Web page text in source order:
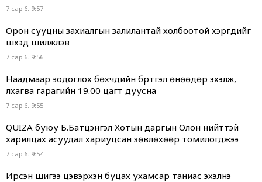
7 сар 6. 9:57
Орон сууцны захиалгын залилантай холбоотой хэргүүдийг
шүүхэд шилжүүлэв
7 сар 6. 9:56
Наадмаар зодоглох бөхчүүдийн бүртгэл өнөөдөр эхэлж,
лхагва гарагийн 19.00 цагт дуусна
7 сар 6. 9:55
QUIZA буюу Б.Батцэнгэл Хотын даргын Олон нийттэй
харилцах асуудал хариуцсан зөвлөхөөр томилогджээ
7 сар 6. 9:54
Ирсэн шигээ цэвэрхэн буцах ухамсар таниас эхэлнэ